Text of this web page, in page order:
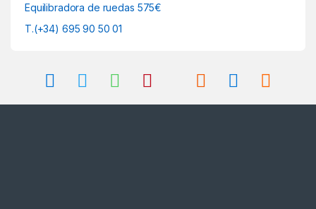
Equilibradora de ruedas 575€
T.(+34) 695 90 50 01